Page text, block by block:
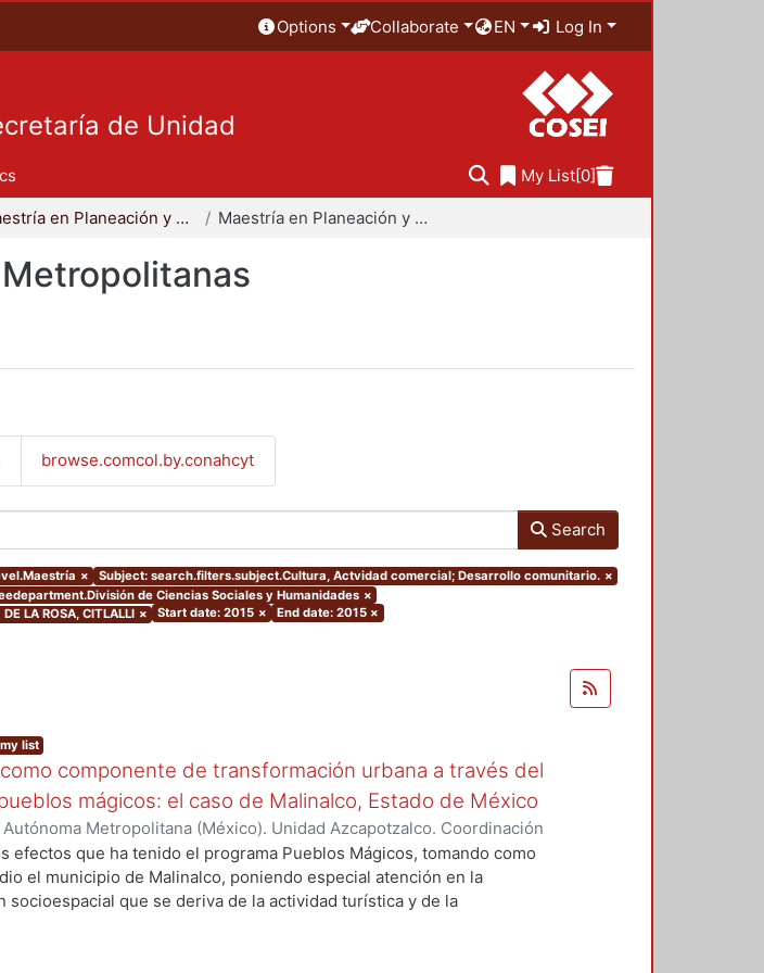
Options Collaborate EN Log In
de Unidad
My List[0]
Maestría en Planeación y Políticas Metropolitanas Maestría en Planeación y Políticas Metropolitanas
browse.comcol.by.conahcyt
Search
× Subject: search.filters.subject.Cultura, Actvidad comercial; Desarrollo comunitario. ×
de Ciencias Sociales y Humanidades ×
LA ROSA, CITLALLI × Start date: 2015 × End date: 2015 ×
list
componente de transformación urbana a través del
mágicos: el caso de Malinalco, Estado de México
Metropolitana (México). Unidad Azcapotzalco. Coordinación
Información., 2015-12) RODRIGUEZ DE LA ROSA, CITLALLI
efectos que ha tenido el programa Pueblos Mágicos, tomando como
el municipio de Malinalco, poniendo especial atención en la
socioespacial que se deriva de la actividad turística y de la